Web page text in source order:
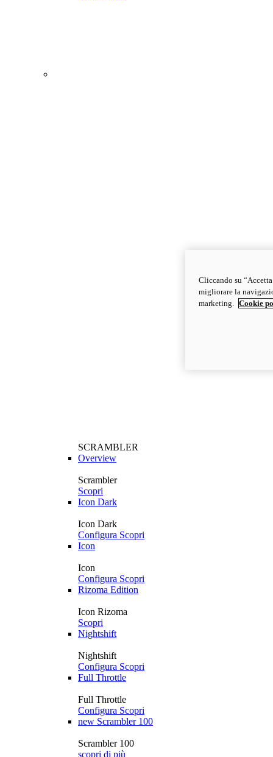
SCRAMBLER
Overview
Scrambler
Scopri
Icon Dark
Icon Dark
Configura Scopri
Icon
Icon
Configura Scopri
Rizoma Edition
Icon Rizoma
Scopri
Nightshift
Nightshift
Configura Scopri
Full Throttle
Full Throttle
Configura Scopri
new Scrambler 100
Scrambler 100
scopri di più
Cliccando su
migliorare la
marketing.
Cookie